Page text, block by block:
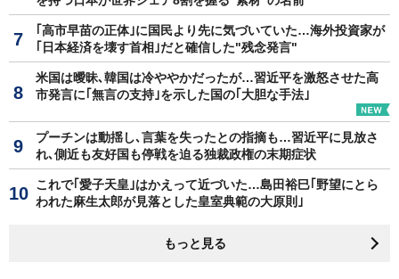
｢高市早苗の正体｣に国民より先に気づいていた…海外投資家が
｢日本経済を壊す首相｣だと確信した"残念発言"
米国は曖昧､韓国は冷ややかだったが…習近平を激怒させた高
市発言に｢無言の支持｣を示した国の｢大胆な手法｣
プーチンは動揺し､言葉を失ったとの指摘も…習近平に見放さ
れ､側近も友好国も停戦を迫る独裁政権の末期症状
これで｢愛子天皇｣はかえって近づいた…島田裕巳｢野望にとら
われた麻生太郎が見落とした皇室典範の大原則｣
もっと見る